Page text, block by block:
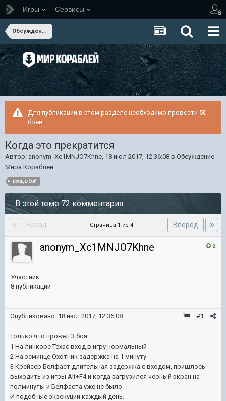
Игры Сервисы
Обсуждение Мира Кораблей
Для публикации в этом разделе необходимо провести 50
боёв.
Когда это прекратится
Автор: anonym_Xc1MNJO7Khne, 18 июл 2017, 12:36:08 в Обсуждение
Мира Кораблей
вход в бой
В этой теме 72 комментария
Назад Вперёд
Страница 1 из 4
2
anonym_Xc1MNJO7Khne
Участник
8 публикаций
#1
Опубликовано: 18 июл 2017, 12:36:08
Только что провел 3 боя.
1 На линкоре Техас вход в игру нормальный
2 На эсминце Охотник задержка на 1 минуту
3 Крейсер Белфаст длительная задержка с входом, пришлось
выходить из игры Alt+F4 и когда загрузился черный экран на
полминуты и Белфаста уже не было.
И подобные экзекуции каждый день.